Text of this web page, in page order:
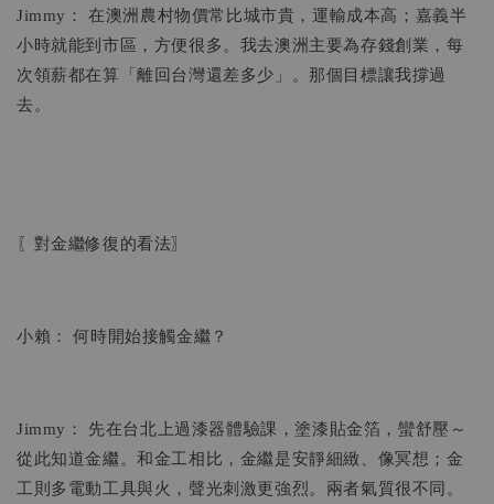
Jimmy： 在澳洲農村物價常比城市貴，運輸成本高；嘉義半
小時就能到市區，方便很多。我去澳洲主要為存錢創業，每
次領薪都在算「離回台灣還差多少」。那個目標讓我撐過
去。
〖對金繼修復的看法〗
小賴： 何時開始接觸金繼？
Jimmy： 先在台北上過漆器體驗課，塗漆貼金箔，蠻舒壓～
從此知道金繼。和金工相比，金繼是安靜細緻、像冥想；金
工則多電動工具與火，聲光刺激更強烈。兩者氣質很不同。